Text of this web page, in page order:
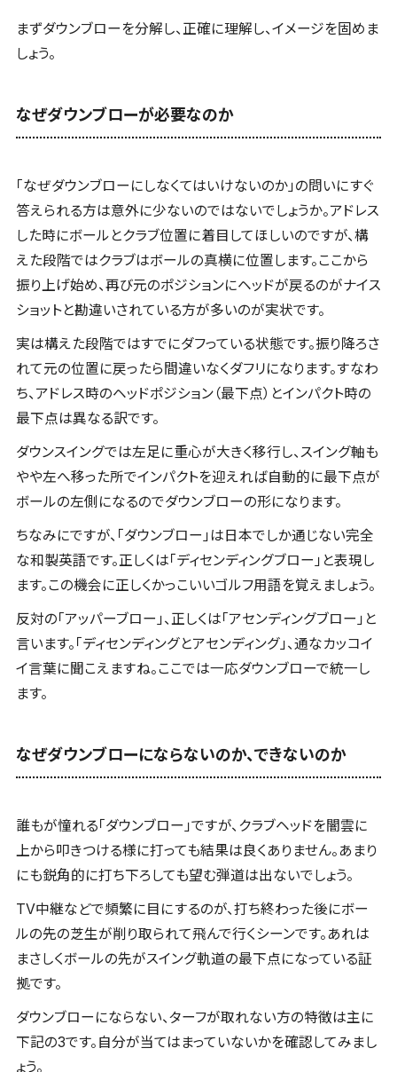
まずダウンブローを分解し、正確に理解し、イメージを固めま
しょう。
なぜダウンブローが必要なのか
「なぜダウンブローにしなくてはいけないのか」の問いにすぐ
答えられる方は意外に少ないのではないでしょうか。アドレス
した時にボールとクラブ位置に着目してほしいのですが、構
えた段階ではクラブはボールの真横に位置します。ここから
振り上げ始め、再び元のポジションにヘッドが戻るのがナイス
ショットと勘違いされている方が多いのが実状です。
実は構えた段階ではすでにダフっている状態です。振り降ろさ
れて元の位置に戻ったら間違いなくダフリになります。すなわ
ち、アドレス時のヘッドポジション（最下点）とインパクト時の
最下点は異なる訳です。
ダウンスイングでは左足に重心が大きく移行し、スイング軸も
やや左へ移った所でインパクトを迎えれば自動的に最下点が
ボールの左側になるのでダウンブローの形になります。
ちなみにですが、「ダウンブロー」は日本でしか通じない完全
な和製英語です。正しくは「ディセンディングブロー」と表現し
ます。この機会に正しくかっこいいゴルフ用語を覚えましょう。
反対の「アッパーブロー」、正しくは「アセンディングブロー」と
言います。「ディセンディングとアセンディング」、通なカッコイ
イ言葉に聞こえますね。ここでは一応ダウンブローで統一し
ます。
なぜダウンブローにならないのか、できないのか
誰もが憧れる「ダウンブロー」ですが、クラブヘッドを闇雲に
上から叩きつける様に打っても結果は良くありません。あまり
にも鋭角的に打ち下ろしても望む弾道は出ないでしょう。
TV中継などで頻繁に目にするのが、打ち終わった後にボー
ルの先の芝生が削り取られて飛んで行くシーンです。あれは
まさしくボールの先がスイング軌道の最下点になっている証
拠です。
ダウンブローにならない、ターフが取れない方の特徴は主に
下記の3です。自分が当てはまっていないかを確認してみまし
ょう。